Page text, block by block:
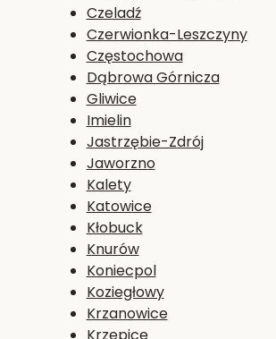
Czeladź
Czerwionka-Leszczyny
Częstochowa
Dąbrowa Górnicza
Gliwice
Imielin
Jastrzębie-Zdrój
Jaworzno
Kalety
Katowice
Kłobuck
Knurów
Koniecpol
Koziegłowy
Krzanowice
Krzepice